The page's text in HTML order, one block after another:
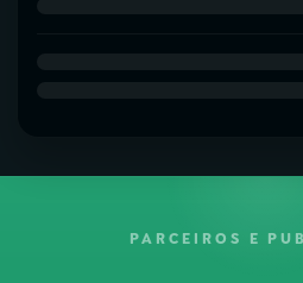
PARCEIROS E